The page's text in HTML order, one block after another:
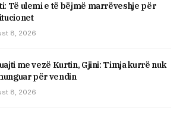
Të ulemi e të bëjmë marrëveshje për
8, 2026
me vezë Kurtin, ​Gjini: Timja kurrë nuk
për vendin
8, 2026